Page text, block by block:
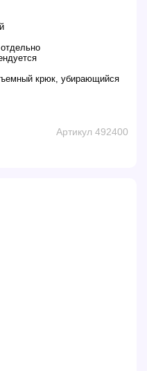
крюк, убирающийся
Артикул 492400